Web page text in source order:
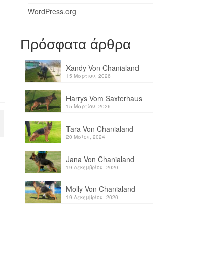
WordPress.org
Πρόσφατα άρθρα
Xandy Von Chanialand
15 Μαρτίου, 2026
Harrys Vom Saxterhaus
15 Μαρτίου, 2026
Tara Von Chanialand
20 Μαΐου, 2024
Jana Von Chanialand
19 Δεκεμβρίου, 2020
Molly Von Chanialand
19 Δεκεμβρίου, 2020